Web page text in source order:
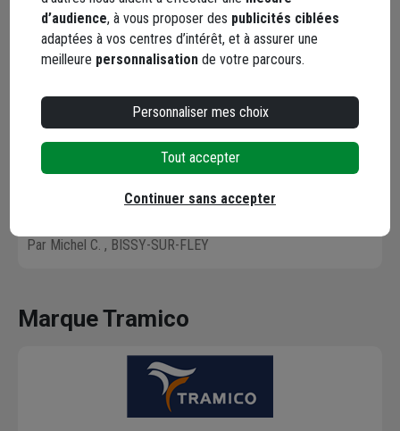
5,0 / 5
1 avis
5 / 5
Produit conforme, très facile à mettre en œuvre, livraison très
Par Michel C. , BISSY-SUR-FLEY
Marque Tramico
d’audience, à vous proposer des publicités ciblées
adaptées à vos centres d’intérêt, et à assurer une
meilleure personnalisation de votre parcours.
Personnaliser mes choix
Tout accepter
Continuer sans accepter